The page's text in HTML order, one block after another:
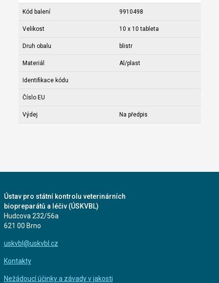
Kód balení 9910498
Velikost 10 x 10 tableta
Druh obalu blistr
Materiál Al/plast
Identifikace kódu
Číslo EU
Výdej Na předpis
Ústav pro státní kontrolu veterinárních
biopreparátů a léčiv (ÚSKVBL)
Hudcova 232/56a
621 00 Brno
uskvbl@uskvbl.cz
Kontakty
Nežádoucí účinky a závady v jakosti